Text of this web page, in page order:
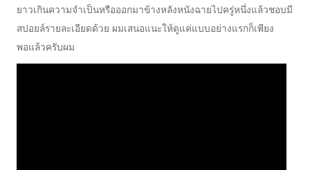
ยาวเกินความจำเป็นหรือออกมาข้างหลังหนังฉายไปครู่หนึ่งแล้วชอบมี
สปอยล์รายละเอียดด้วย ผมเสนอแนะให้ดูแค่แบบอย่างแรกก็เพียง
พอแล้วครับผม